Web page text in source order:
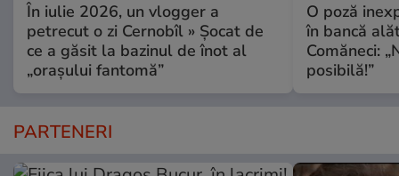
În iulie 2026, un vlogger a
petrecut o zi Cernobîl » Șocat de
ce a găsit la bazinul de înot al
„orașului fantomă”
O poză
în bancă
Comăneci:
posibilă!”
PARTENERI